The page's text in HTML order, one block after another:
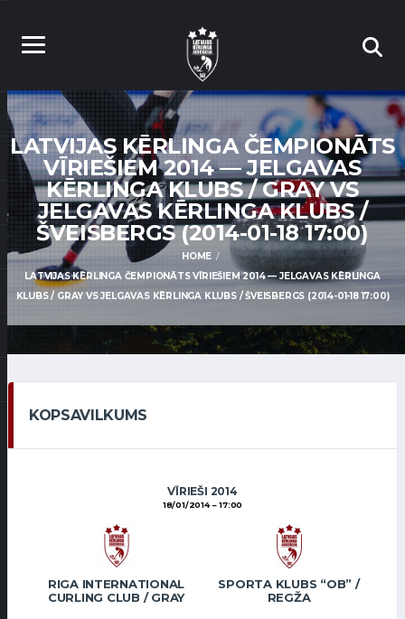
LATVIJAS KĒRLINGA ČEMPIONĀTS
VĪRIEŠIEM 2014 — JELGAVAS
KĒRLINGA KLUBS / GRAY VS
JELGAVAS KĒRLINGA KLUBS /
ŠVEISBERGS (2014-01-18 17:00)
HOME
LATVIJAS KĒRLINGA ČEMPIONĀTS VĪRIEŠIEM 2014 — JELGAVAS KĒRLINGA
KLUBS / GRAY VS JELGAVAS KĒRLINGA KLUBS / ŠVEISBERGS (2014-01-18 17:00)
KOPSAVILKUMS
VĪRIEŠI 2014
18/01/2014 17:00
RIGA INTERNATIONAL
CURLING CLUB / GRAY
SPORTA KLUBS “OB” /
REGŽA